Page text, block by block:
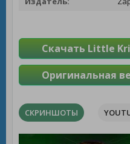
Скачать Little
Оригинальная
СКРИНШОТЫ